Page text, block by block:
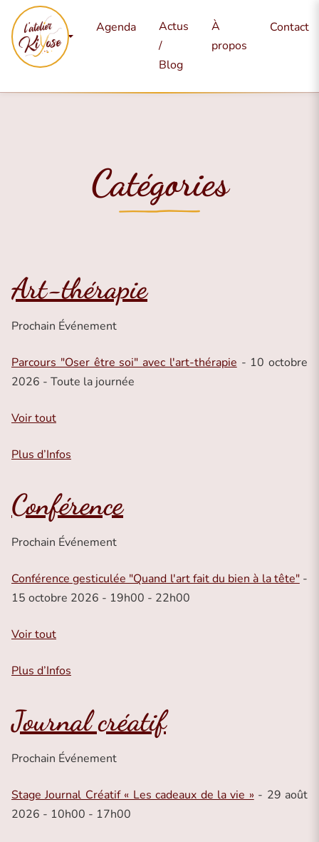
Mes
services
Agenda
Actus
/
Blog
À
propos
Contact
Catégories
Art-thérapie
Prochain Événement
Parcours "Oser être soi" avec l'art-thérapie - 10 octobre
2026 - Toute la journée
Voir tout
Plus d’Infos
Conférence
Prochain Événement
Conférence gesticulée "Quand l'art fait du bien à la tête"-
15 octobre 2026 - 19h00 - 22h00
Voir tout
Plus d’Infos
Journal créatif
Prochain Événement
Stage Journal Créatif « Les cadeaux de la vie » - 29 août
2026 - 10h00 - 17h00